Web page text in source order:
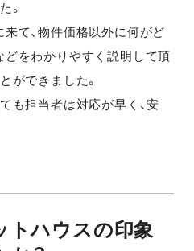
。
て、物件価格以外に何がど
をわかりやすく説明して頂
ができました。
も担当者は対応が早く、安
トハウスの印象